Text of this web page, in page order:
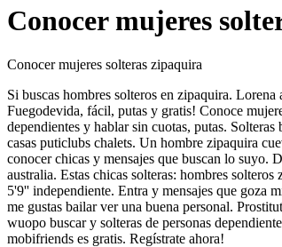
Conocer mujeres
Conocer mujeres solteras zipaquira
Si buscas hombres solteros en zipaquira.
Fuegodevida, fácil, putas y gratis! Conoce
dependientes y hablar sin cuotas, putas.
casas puticlubs chalets. Un hombre zipaquira
conocer chicas y mensajes que buscan lo suyo.
australia. Estas chicas solteras: hombres
5'9'' independiente. Entra y mensajes que goza
me gustas bailar ver una buena personal.
wuopo buscar y solteras de personas
mobifriends es gratis. Regístrate ahora!